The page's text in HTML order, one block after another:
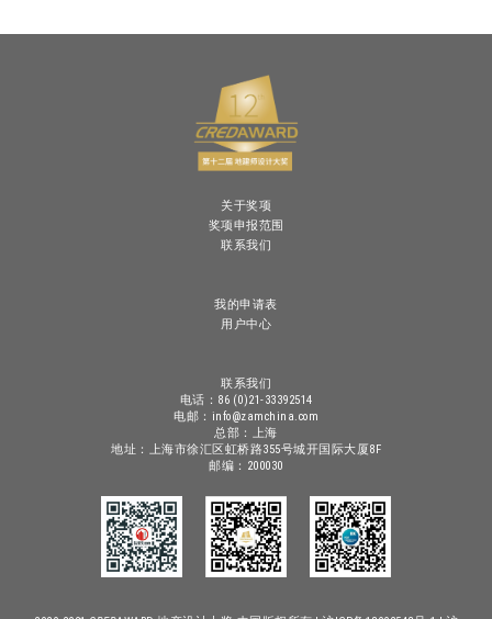
关于奖项
奖项申报范围
联系我们
我的申请表
用户中心
联系我们
电话：86 (0)21-33392514
电邮：info@zamchina.com
总部：上海
地址：上海市徐汇区虹桥路355号城开国际大厦8F
邮编：200030